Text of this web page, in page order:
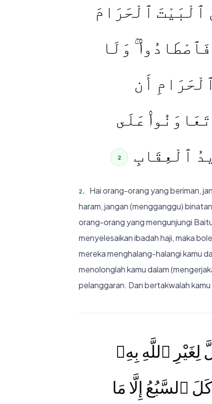
ٱلْبَيْتَ ٱلْحَرَامَ
وَلَا
أَن
عَلَى
ٱلْعِقَابِ
2
2.
Hai orang-orang yang beriman,
haram, jangan (mengganggu)
orang-orang yang mengunjungi
menyelesaikan ibadah haji, maka
mereka menghalang-halangi kamu
menolonglah kamu dalam
pelanggaran. Dan bertakwalah
ٱللَّهِ بِهِۦ
ٱلسَّبُعُ إِلَّا مَا